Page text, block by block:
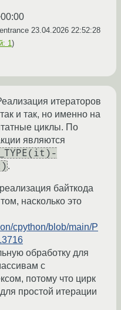
23.04.2026 22:52:28
1)
итераторов
и так, но именно на
циклы. По
являются
.
байткода
насколько это
cpython/blob/main/P
обработку для
с
потому что цирк
простой итерации